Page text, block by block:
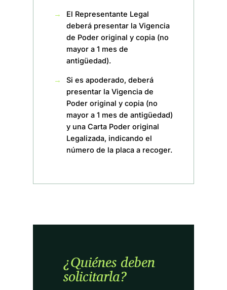
El Representante Legal
deberá presentar la Vigencia
de Poder original y copia (no
mayor a 1 mes de
antigüedad).
Si es apoderado, deberá
presentar la Vigencia de
Poder original y copia (no
mayor a 1 mes de antigüedad)
y una Carta Poder original
Legalizada, indicando el
número de la placa a recoger.
¿Quiénes deben
solicitarla?